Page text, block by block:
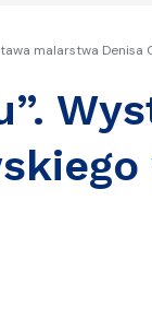
malarstwa